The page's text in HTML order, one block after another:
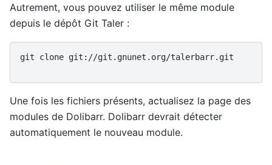
Autrement, vous pouvez utiliser le même module
depuis le dépôt Git Taler :
git clone git://git.gnunet.org/talerbarr.git
Une fois les fichiers présents, actualisez la page des
modules de Dolibarr. Dolibarr devrait détecter
automatiquement le nouveau module.